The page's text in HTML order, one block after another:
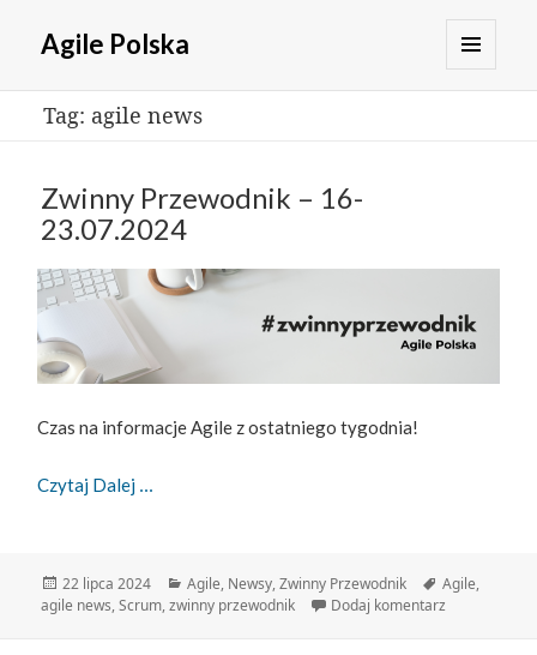
Agile Polska
Tag: agile news
Zwinny Przewodnik – 16-
23.07.2024
Czas na informacje Agile z ostatniego tygodnia!
Czytaj Dalej
Data
publikacji
22 lipca 2024 Kategorie
Agile, Newsy,Zwinny Przewodnik Tagi
Agile,
agile news,Scrum,zwinny przewodnik Dodaj komentarz